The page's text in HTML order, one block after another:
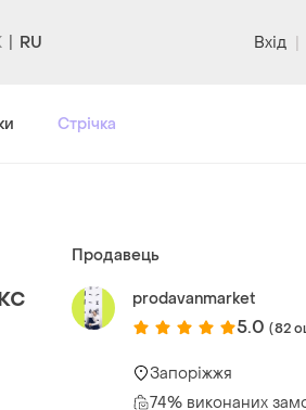
RU Вхід |
Стрічка
Продавець
prodavanmarket
5.0 (82
Запоріжжя
74% виконаних